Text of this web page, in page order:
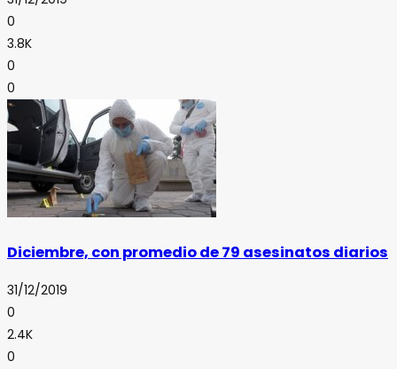
0
3.8K
0
0
Diciembre, con promedio de 79 asesinatos diarios
31/12/2019
0
2.4K
0